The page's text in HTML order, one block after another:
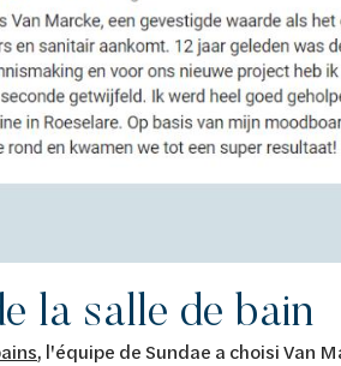
la salle de bain
, l'équipe de Sundae a choisi Van